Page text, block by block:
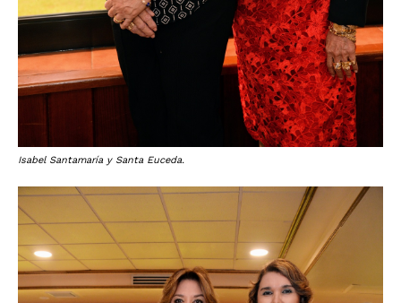
Isabel Santamaría y Santa Euceda.